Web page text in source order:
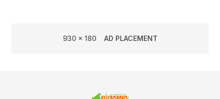
930 x 180 AD PLACEMENT